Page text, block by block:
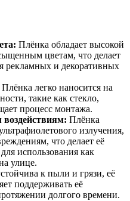
Плёнка обладает высокой
цветам, что делает
рекламных и декоративных
Плёнка легко наносится на
такие как стекло,
процесс монтажа.
Плёнка
излучения,
что делает её
использования как
улице.
к пыли и грязи, её
поддерживать её
долгого времени.